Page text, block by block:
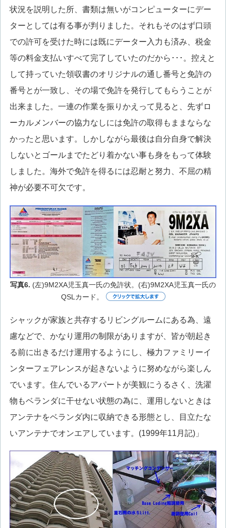
状況を説明した所、書類は無いがコンピューターにデー
ターとしては有る事が判りました。それもそのはず口頭
での許可を受けた時には既にデーター入力も済み、税金
等の料金支払いすべて完了していたのだから･･･。控えと
して持っていた領収書のオリジナルの通し番号と免許の
番号とが一致し、その場で免許を発行してもらうことが
出来ました。一連の作業を振りかえって見ると、先ずロ
ーカルメンバーの協力なしには免許の取得もままならな
かったと思います。しかしながら最後は自分自身で解決
しないとゴールまでたどり着かない事も身をもって体験
しました。海外で免許を得るには忍耐と努力、不屈の精
神が必要不可欠です。
写真6. (左)9M2XA児玉真一氏の免許状。(右)9M2XA児玉真一氏の
QSLカード。
シャックが家族と共存するリビングルームにある為、遠
慮などで、かなり運用の制限がありますが、皆が朝起き
る前に出きるだけ運用するようにし、極力ファミリーイ
ンターフェアレンスが起きないように努めながら楽しん
でいます。住んでいるアパートが美観にうるさく、洗濯
物もベランダに干せない状態の為に、運用しないときは
アンテナをベランダ内に収納できる形態とし、目立たな
いアンテナでオンエアしています。(1999年11月記)」